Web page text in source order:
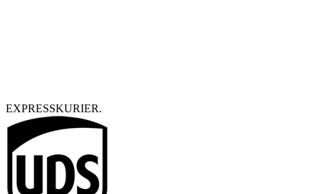
EXPRESSKURIER.